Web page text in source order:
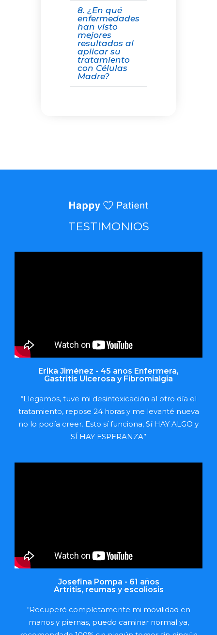
8. ¿En qué
enfermedades
han visto
mejores
resultados al
aplicar su
tratamiento
con Células
Madre?
TESTIMONIOS
Erika Jiménez - 45 años Enfermera,
Gastritis Ulcerosa y Fibromialgia
“Llegamos, tuve mi desintoxicación al otro día el
tratamiento, repose 24 horas y me levanté nueva
no lo podía creer. Esto sí funciona, Sí HAY ALGO y
SÍ HAY ESPERANZA”
Josefina Pompa - 61 años
Artritis, reumas y escoliosis
“Recuperé completamente mi movilidad en
manos y piernas, puedo caminar normal ya,